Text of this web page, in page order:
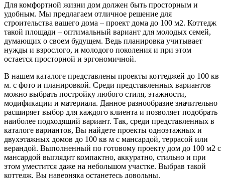
Для комфортной жизни дом должен быть просторным и
удобным. Мы предлагаем отличное решение для
строительства вашего дома – проект дома до 100 м2. Коттедж
такой площади – оптимальный вариант для молодых семей,
думающих о своем будущем. Ведь планировка учитывает
нужды и взрослого, и молодого поколения и при этом
остается просторной и эргономичной.
В нашем каталоге представлены проекты коттеджей до 100 кв
м. с фото и планировкой. Среди представленных вариантов
можно выбрать постройку любого стиля, этажности,
модификации и материала. Данное разнообразие значительно
расширяет выбор для каждого клиента и позволяет подобрать
наиболее подходящий вариант. Так, среди представленных в
каталоге вариантов, Вы найдете проекты одноэтажных и
двухэтажных домов до 100 кв м с мансардой, террасой или
верандой. Выполненный по готовому проекту дом до 100 м2 с
мансардой выглядит компактно, аккуратно, стильно и при
этом уместится даже на небольшом участке. Выбрав такой
коттедж, Вы наверняка останетесь довольны.